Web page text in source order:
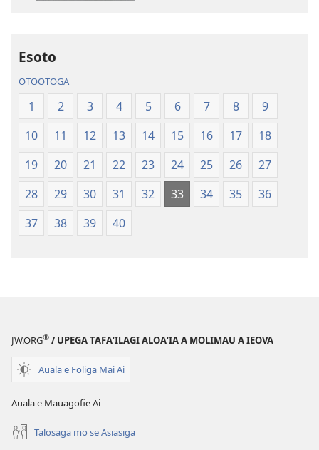
le
Faaliliuga
a
le
Lalolagi
Fou
Faaliliuga
le
Lalolagi
Fou
(Toe
Esoto
OTOOTOGA
1 2 3 4 5 6 7 8
9
10
11 12 13 14 15 16 17
18
19
20 21 22 23 24 25 26
27
28
29 30 31 32 33 34 35
36
37
38 39 40
JW.ORG® / UPEGA TAFA‘ILAGI ALOA‘IA A MOLIMAU A IEOVA
Auala e Foliga Mai Ai
Auala e Mauagofie Ai
Talosaga mo se Asiasiga